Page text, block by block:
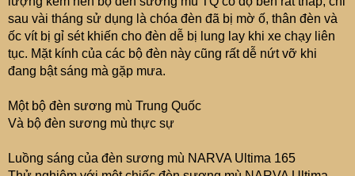
sau vài tháng sử dụng là chóa đèn đã bị mờ ố, thân đèn và
ốc vít bị gỉ sét khiến cho đèn dễ bị lung lay khi xe chạy liên
tục. Mặt kính của các bộ đèn này cũng rất dễ nứt vỡ khi
đang bật sáng mà gặp mưa.
Một bộ đèn sương mù Trung Quốc
Và bộ đèn sương mù thực sự
Luồng sáng của đèn sương mù NARVA Ultima 165